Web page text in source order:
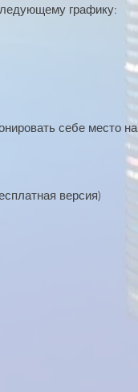
графику:
себе место на
версия)